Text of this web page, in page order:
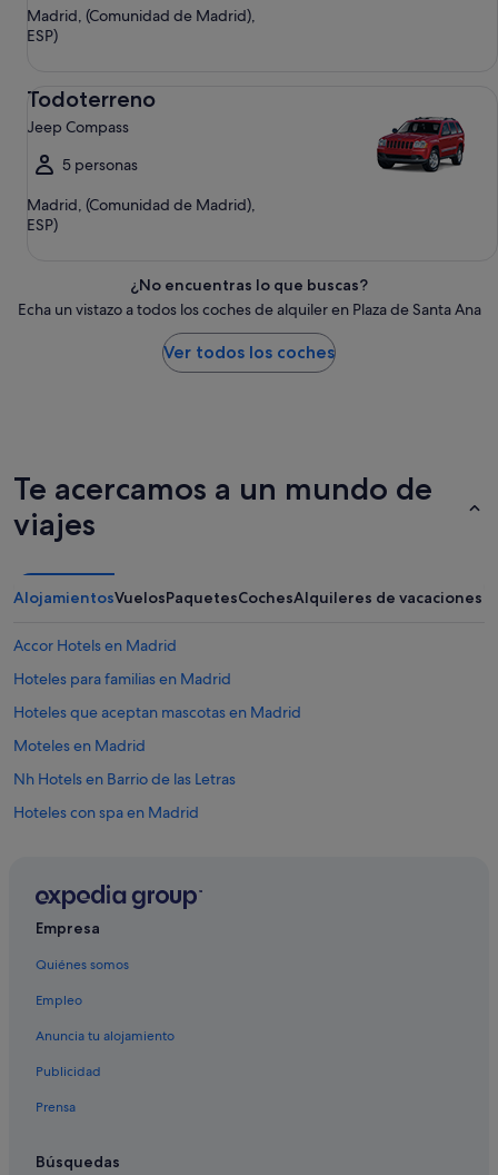
Madrid, (Comunidad de Madrid),
ESP)
Todoterreno
Jeep Compass
5 personas
Madrid, (Comunidad de Madrid),
ESP)
¿No encuentras lo que buscas?
Echa un vistazo a todos los coches de alquiler en Plaza de Santa Ana
Ver todos los coches
Te acercamos a un mundo de
viajes
AlojamientosVuelosPaquetesCochesAlquileres de vacaciones
Accor Hotels en Madrid
Hoteles para familias en Madrid
Hoteles que aceptan mascotas en Madrid
Moteles en Madrid
Nh Hotels en Barrio de las Letras
Hoteles con spa en Madrid
Distrito Centro de Madrid hoteles
Hoteles con piscina en Madrid
Nh Hotels en Madrid
Hoteles de 3 estrellas en Moncloa - Argüelles
Hoteles de 5 estrellas en Madrid
Empresa
Quiénes somos
Empleo
Anuncia tu alojamiento
Publicidad
Prensa
Búsquedas